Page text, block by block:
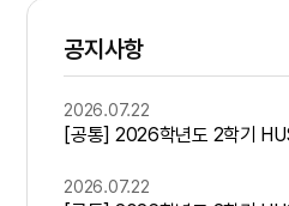
공지사항
2026.07.22
2026.07.22